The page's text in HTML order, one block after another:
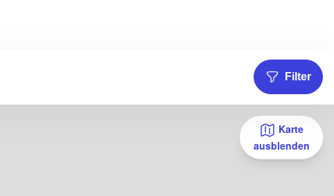
Filter
Karte
ausblenden